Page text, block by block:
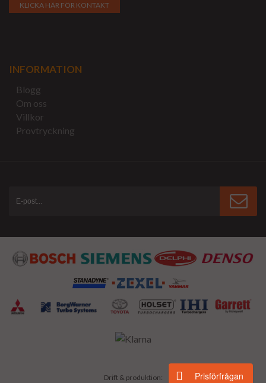
KLICKA HÄR FÖR KONTAKT
INFORMATION
Blogg
Om oss
Villkor
Provtryckning
Drift & produktion: Prisförfrågan